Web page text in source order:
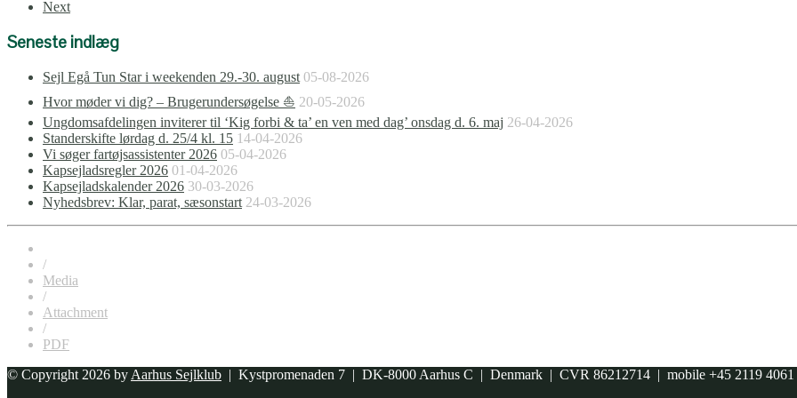
Next
Seneste indlæg
Sejl Egå Tun Star i weekenden 29.-30. august 05-08-2026
Hvor møder vi dig? – Brugerundersøgelse ⛵ 20-05-2026
Ungdomsafdelingen inviterer til ‘Kig forbi & ta’ en ven med dag’ onsdag d. 6. maj 26-04-2026
Standerskifte lørdag d. 25/4 kl. 15 14-04-2026
Vi søger fartøjsassistenter 2026 05-04-2026
Kapsejladsregler 2026 01-04-2026
Kapsejladskalender 2026 30-03-2026
Nyhedsbrev: Klar, parat, sæsonstart 24-03-2026
/
Media
/
Attachment
/
PDF
© Copyright 2026 by Aarhus Sejlklub | Kystpromenaden 7 | DK-8000 Aarhus C | Denmark | CVR 86212714 | mobile +45 2119